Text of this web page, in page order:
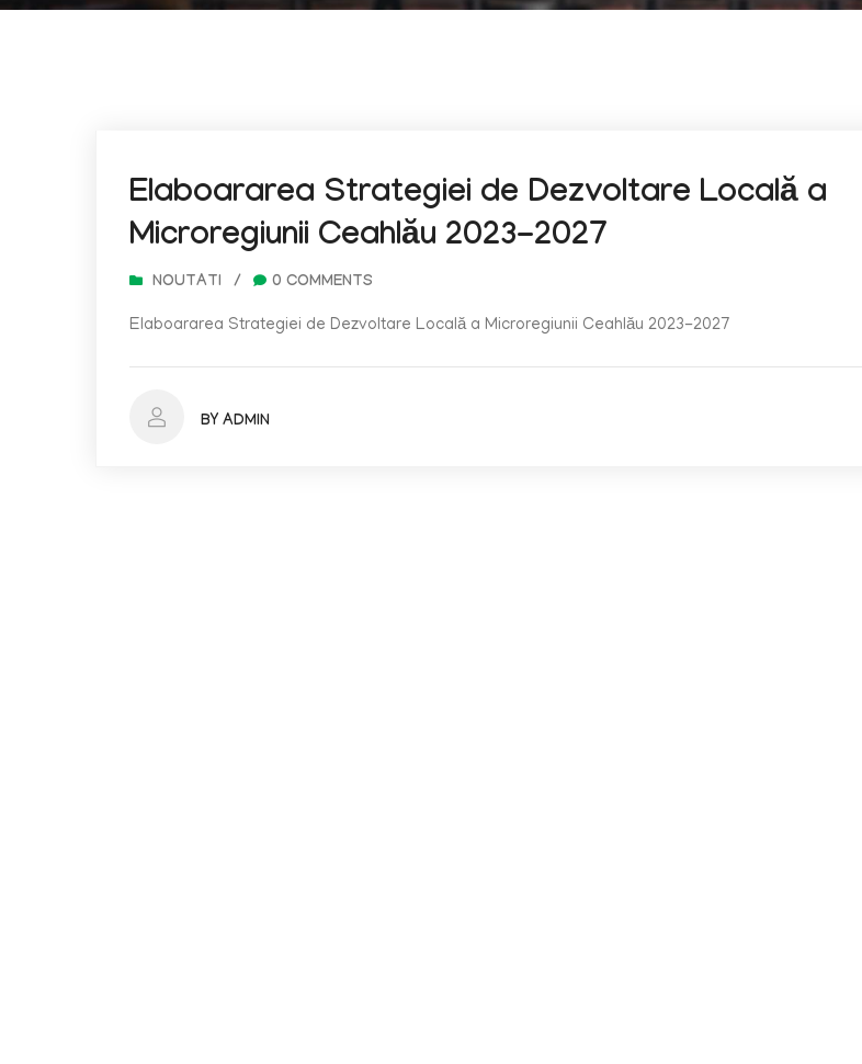
Elaboararea Strategiei de Dezvoltare Locală a
Microregiunii Ceahlău 2023-2027
NOUTATI / 0 COMMENTS
Elaboararea Strategiei de Dezvoltare Locală a Microregiunii Ceahlău 2023-2027
BY ADMIN